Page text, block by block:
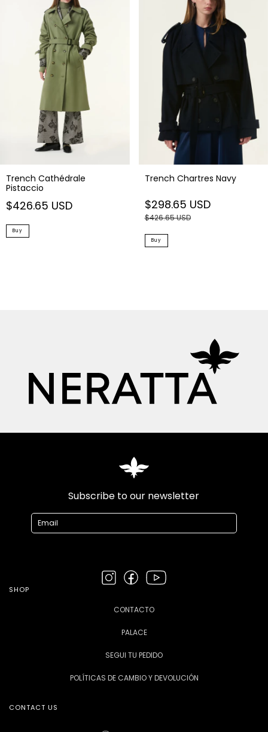
Trench Cathédrale
Pistaccio
$426.65 USD
Buy
Trench Chartres Navy
$298.65 USD
$426.65 USD
Buy
Subscribe to our newsletter
SHOP
CONTACTO
PALACE
SEGUI TU PEDIDO
POLÍTICAS DE CAMBIO Y DEVOLUCIÓN
CONTACT US